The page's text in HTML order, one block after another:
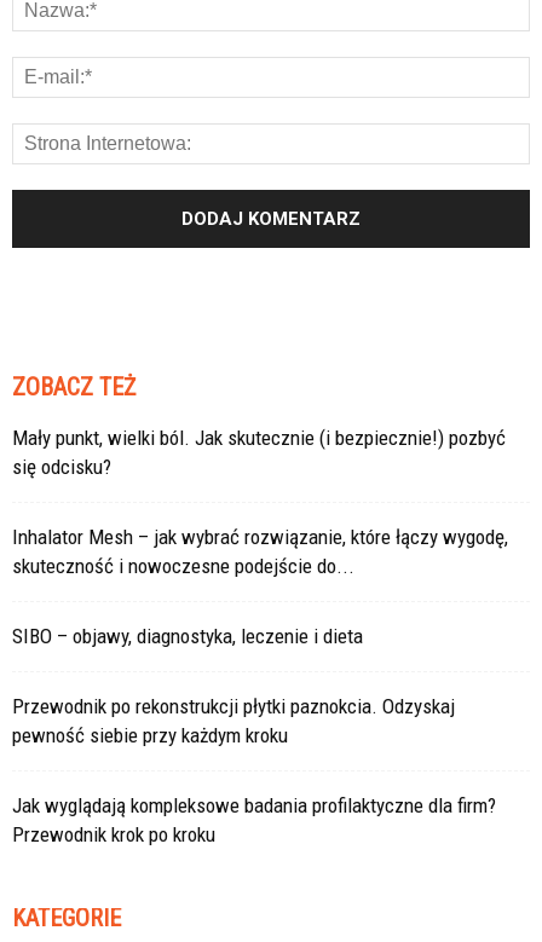
ZOBACZ TEŻ
Mały punkt, wielki ból. Jak skutecznie (i bezpiecznie!) pozbyć
się odcisku?
Inhalator Mesh – jak wybrać rozwiązanie, które łączy wygodę,
skuteczność i nowoczesne podejście do...
SIBO – objawy, diagnostyka, leczenie i dieta
Przewodnik po rekonstrukcji płytki paznokcia. Odzyskaj
pewność siebie przy każdym kroku
Jak wyglądają kompleksowe badania profilaktyczne dla firm?
Przewodnik krok po kroku
KATEGORIE